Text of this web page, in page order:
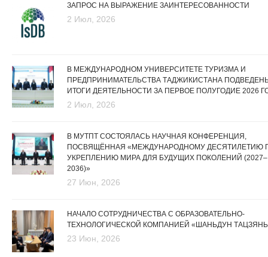
ЗАПРОС НА ВЫРАЖЕНИЕ ЗАИНТЕРЕСОВАННОСТИ
2 Июл, 2026
В МЕЖДУНАРОДНОМ УНИВЕРСИТЕТЕ ТУРИЗМА И
ПРЕДПРИНИМАТЕЛЬСТВА ТАДЖИКИСТАНА
ИТОГИ ДЕЯТЕЛЬНОСТИ ЗА ПЕРВОЕ ПОЛУГОДИЕ 2026
2 Июл, 2026
В МУТПТ СОСТОЯЛАСЬ НАУЧНАЯ КОНФЕРЕНЦИЯ,
ПОСВЯЩЁННАЯ «МЕЖДУНАРОДНОМУ ДЕСЯТИЛЕТИЮ
УКРЕПЛЕНИЮ МИРА ДЛЯ БУДУЩИХ ПОКОЛЕНИЙ (2027–
2036)»
27 Июн, 2026
НАЧАЛО СОТРУДНИЧЕСТВА С ОБРАЗОВАТЕЛЬНО-
ТЕХНОЛОГИЧЕСКОЙ КОМПАНИЕЙ «ШАНЬДУН
23 Июн, 2026